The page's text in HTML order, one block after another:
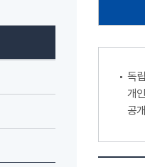
독
개
공